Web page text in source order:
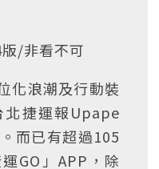
/非看不可
化浪潮及行動裝
北捷運報Upape
而已有超過105
GO」APP，除